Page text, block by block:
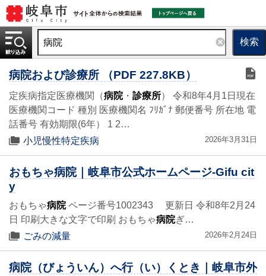
検索
病院および診療所 （PDF 227.8KB）
定疾病指定医療機関（病院・ 診療所） 令和8年4月1日現在
医療機関コード 種別 医療機関名 ﾌﾘｶﾞﾅ 郵便番号 所在地 電
話番号 有効期限(6年） 1 2…
小児慢性特定疾病
2026年3月31日
おもちゃ病院｜岐阜市公式ホームページ-Gifu cit
y
おもちゃ病院ページ番号1002343 更新日 令和8年2月24
日 印刷大きな文字で印刷 おもちゃ病院ぎ…
ごみの減量
2026年2月24日
病院（びょういん）へ行（い）くとき｜岐阜市外